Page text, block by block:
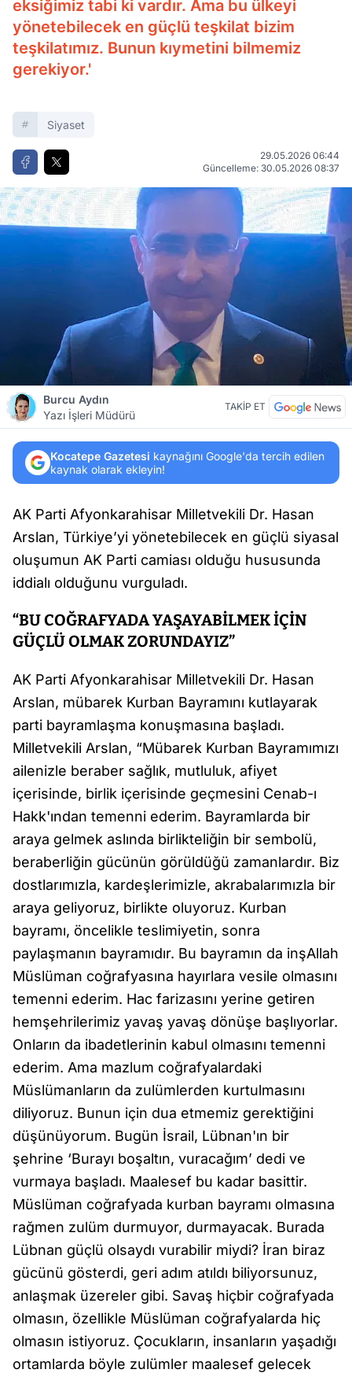
eksiğimiz tabi ki vardır. Ama bu ülkeyi
yönetebilecek en güçlü teşkilat bizim
teşkilatımız. Bunun kıymetini bilmemiz
gerekiyor.'
Siyaset
29.05.2026 06:44
Güncelleme: 30.05.2026 08:37
Burcu Aydın
Yazı İşleri Müdürü
TAKİP ET
Kocatepe Gazetesi kaynağını Google'da tercih edilen
kaynak olarak ekleyin!
AK Parti Afyonkarahisar Milletvekili Dr. Hasan
Arslan, Türkiye’yi yönetebilecek en güçlü siyasal
oluşumun AK Parti camiası olduğu hususunda
iddialı olduğunu vurguladı.
“BU COĞRAFYADA YAŞAYABİLMEK İÇİN
GÜÇLÜ OLMAK ZORUNDAYIZ”
AK Parti Afyonkarahisar Milletvekili Dr. Hasan
Arslan, mübarek Kurban Bayramını kutlayarak
parti bayramlaşma konuşmasına başladı.
Milletvekili Arslan, “Mübarek Kurban Bayramımızı
ailenizle beraber sağlık, mutluluk, afiyet
içerisinde, birlik içerisinde geçmesini Cenab-ı
Hakk'ından temenni ederim. Bayramlarda bir
araya gelmek aslında birlikteliğin bir sembolü,
beraberliğin gücünün görüldüğü zamanlardır. Biz
dostlarımızla, kardeşlerimizle, akrabalarımızla bir
araya geliyoruz, birlikte oluyoruz. Kurban
bayramı, öncelikle teslimiyetin, sonra
paylaşmanın bayramıdır. Bu bayramın da inşAllah
Müslüman coğrafyasına hayırlara vesile olmasını
temenni ederim. Hac farizasını yerine getiren
hemşehrilerimiz yavaş yavaş dönüşe başlıyorlar.
Onların da ibadetlerinin kabul olmasını temenni
ederim. Ama mazlum coğrafyalardaki
Müslümanların da zulümlerden kurtulmasını
diliyoruz. Bunun için dua etmemiz gerektiğini
düşünüyorum. Bugün İsrail, Lübnan'ın bir
şehrine ‘Burayı boşaltın, vuracağım’ dedi ve
vurmaya başladı. Maalesef bu kadar basittir.
Müslüman coğrafyada kurban bayramı olmasına
rağmen zulüm durmuyor, durmayacak. Burada
Lübnan güçlü olsaydı vurabilir miydi? İran biraz
gücünü gösterdi, geri adım atıldı biliyorsunuz,
anlaşmak üzereler gibi. Savaş hiçbir coğrafyada
olmasın, özellikle Müslüman coğrafyalarda hiç
olmasın istiyoruz. Çocukların, insanların yaşadığı
ortamlarda böyle zulümler maalesef gelecek